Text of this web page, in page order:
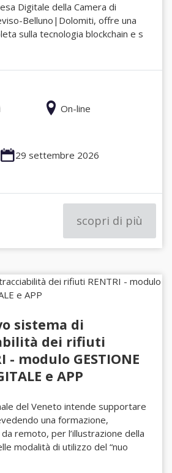
Digitale della Camera di
Belluno|Dolomiti, offre una
sulla tecnologia blockchain e s
On-line
29 settembre 2026
scopri di più
sistema di
dei rifiuti
- modulo GESTIONE
e APP
del Veneto intende supportare
una formazione,
remoto, per l’illustrazione della
modalità di utilizzo del “nuo